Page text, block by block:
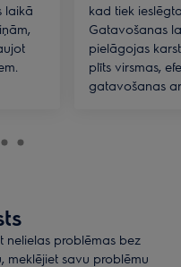
laikā
kad tiek
Gatavošanas
pielāgojas
plīts virsmas,
gatavošanas
nelielas problēmas bez
meklējiet savu problēmu